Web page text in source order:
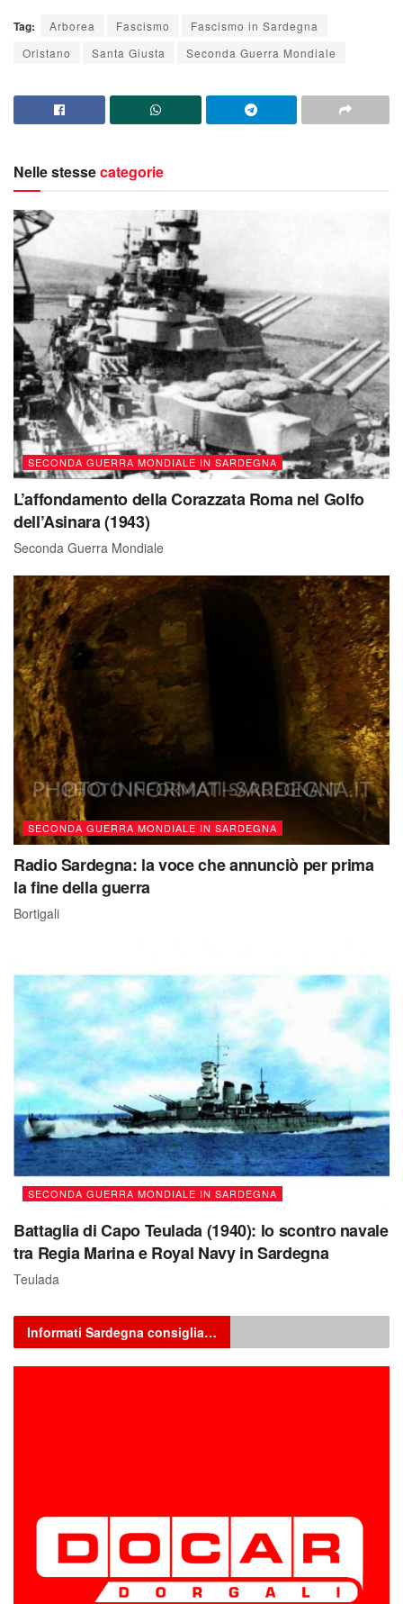
Tag: Arborea Fascismo
Fascismo in Sardegna
Oristano
Santa Giusta Seconda Guerra Mondiale
Nelle stessecategorie
SECONDA GUERRA MONDIALE IN SARDEGNA
L’affondamento della Corazzata Roma nel Golfo
dell’Asinara (1943)
Seconda Guerra Mondiale
SECONDA GUERRA MONDIALE IN SARDEGNA
Radio Sardegna: la voce che annunciò per prima
la fine della guerra
Bortigali
SECONDA GUERRA MONDIALE IN SARDEGNA
Battaglia di Capo Teulada (1940): lo scontro navale
tra Regia Marina e Royal Navy in Sardegna
Teulada
Informati Sardegna consiglia…